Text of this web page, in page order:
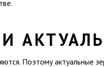
Поэтому актуальные